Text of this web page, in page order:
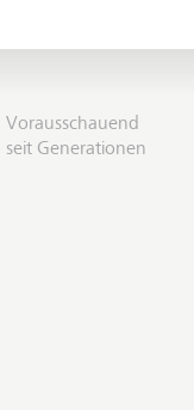
Vorausschauend
seit Generationen